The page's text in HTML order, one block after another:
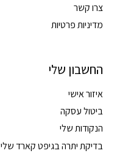
צרו קשר
מדיניות פרטיות
החשבון שלי
איזור אישי
ביטול עסקה
הנקודות שלי
בדיקת יתרה בגיפט קארד שלי